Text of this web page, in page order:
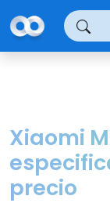
Xiaomi
precio
Panel de gestión